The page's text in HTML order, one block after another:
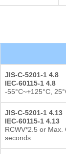
JIS-C-5201-1 4.8
IEC-60115-1 4.8
-55°C~+125°C,
JIS-C-5201-1 4.13
IEC-60115-1 4.13
RCWV*2.5 or
seconds